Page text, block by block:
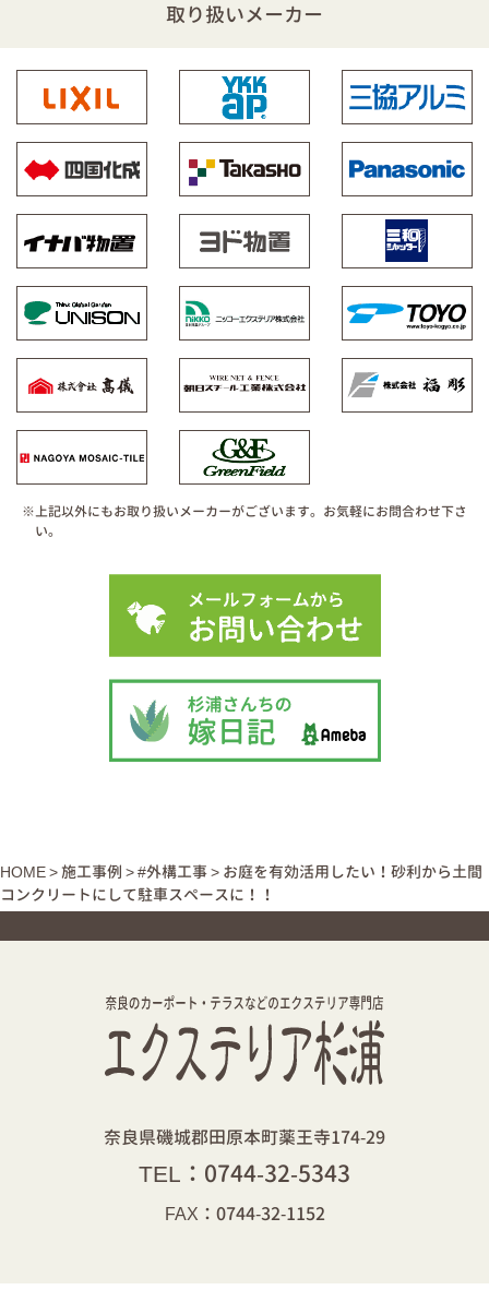
取り扱いメーカー
※上記以外にもお取り扱いメーカーがございます。お気軽にお問合わせ下さ
い。
HOME>施工事例 >#外構工事> お庭を有効活用したい！砂利から土間
コンクリートにして駐車スペースに！！
奈良県磯城郡田原本町薬王寺174-29
TEL： 0744-32-5343
FAX：0744-32-1152